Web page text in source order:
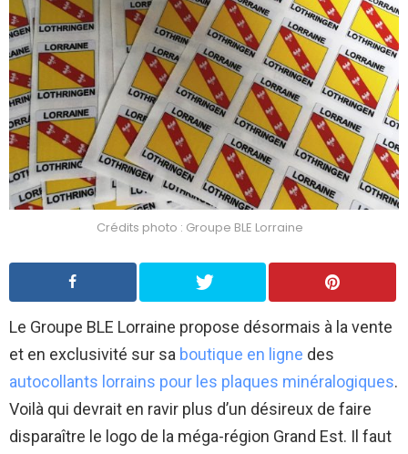
Crédits photo : Groupe BLE Lorraine
Le Groupe BLE Lorraine propose désormais à la vente
et en exclusivité sur sa boutique en ligne des
autocollants lorrains pour les plaques minéralogiques.
Voilà qui devrait en ravir plus d’un désireux de faire
disparaître le logo de la méga-région Grand Est. Il faut